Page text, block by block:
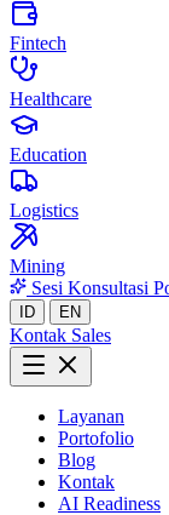
Fintech
Healthcare
Education
Logistics
Mining
Sesi Konsultasi
ID EN
Kontak Sales
Layanan
Portofolio
Blog
Kontak
AI Readiness